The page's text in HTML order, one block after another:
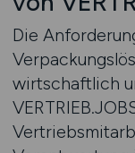
Die
wirtschaftlich